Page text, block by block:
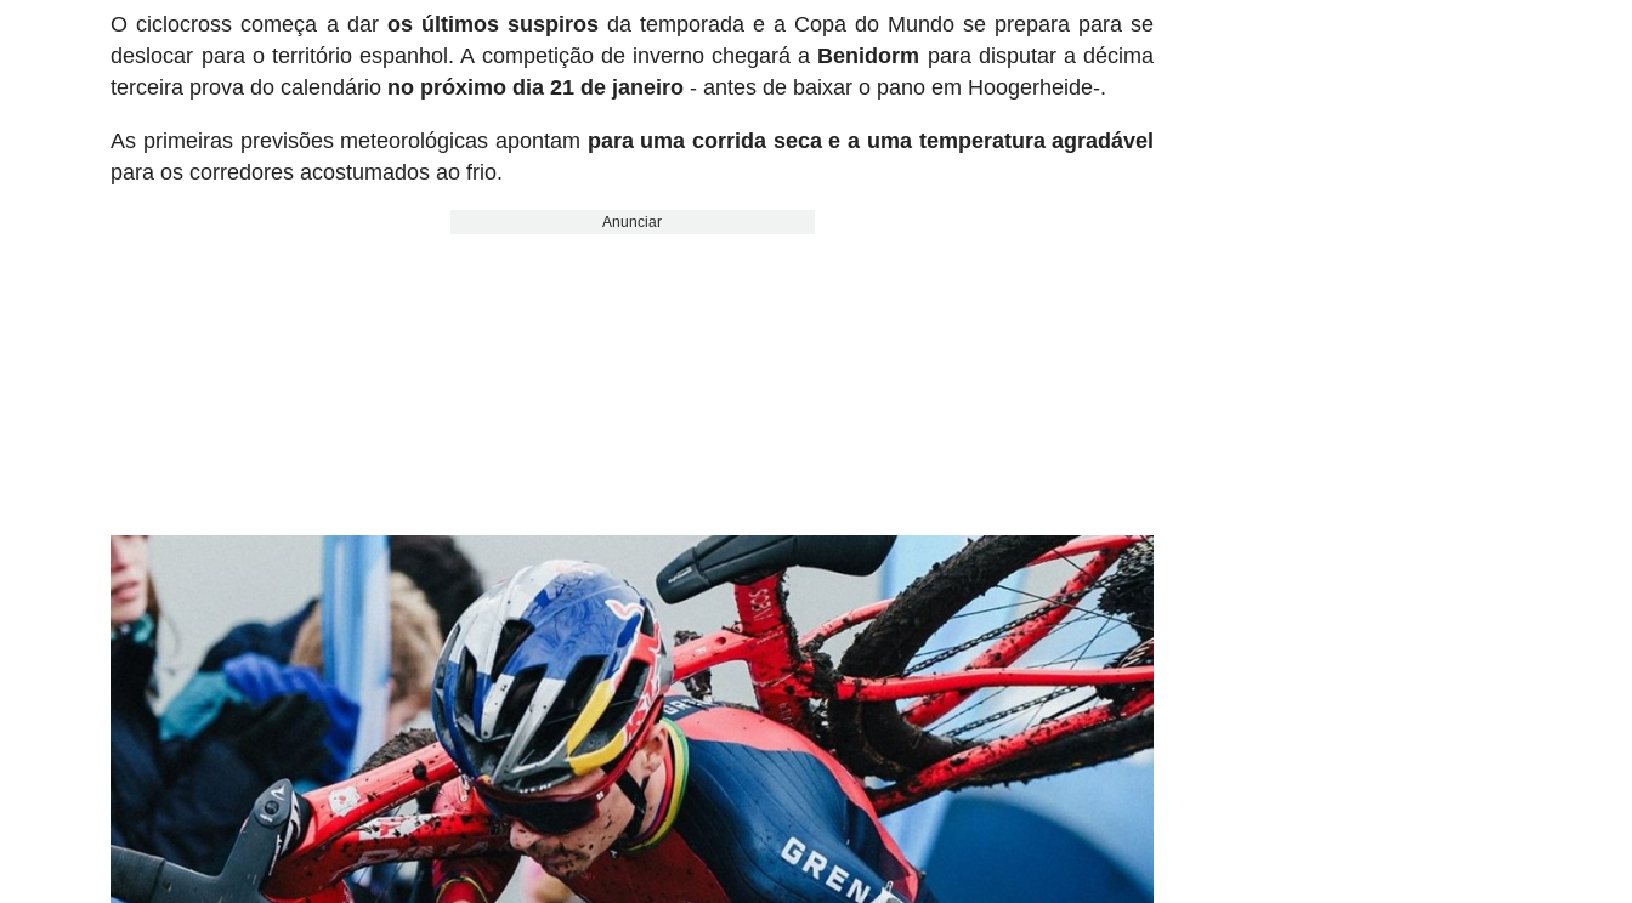
O ciclocross começa a daros últimos suspirosda temporada e a Copa do Mundo se prepara para se
deslocar para o território espanhol. A competição de inverno chegará a Benidorm para disputar a décima
terceira prova do calendário no próximo dia 21 de janeiro - antes de baixar o pano em Hoogerheide-.
As primeiras previsões meteorológicas apontam para uma corrida seca e a uma temperatura agradável
para os corredores acostumados ao frio.
Anunciar